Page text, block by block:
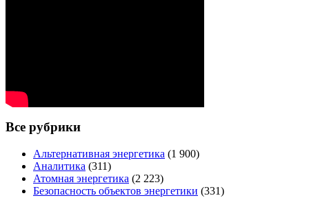
Все рубрики
Альтернативная энергетика (1 900)
Аналитика (311)
Атомная энергетика (2 223)
Безопасность объектов энергетики (331)